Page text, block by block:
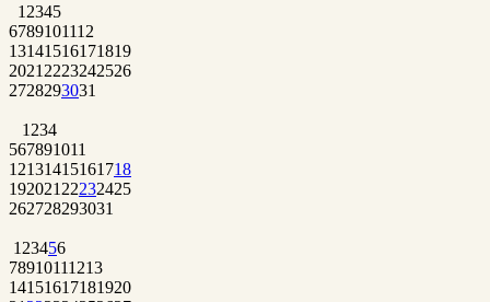
1 2345
6789101112
13141516171819
2021 2223242526
2728293031
1 234
567891011
12131415161718
192021 22232425
262728293031
1 23456
78910111213
14151617181920